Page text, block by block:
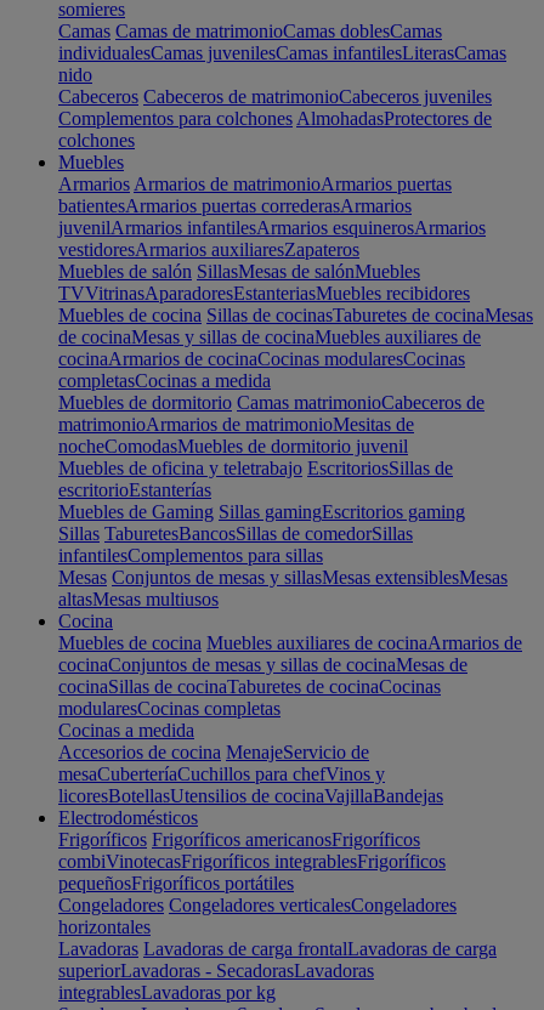
somieres
Camas Camas de matrimonioCamas doblesCamas
individualesCamas juvenilesCamas infantilesLiterasCamas
nido
Cabeceros Cabeceros de matrimonioCabeceros juveniles
Complementos para colchones AlmohadasProtectores de
colchones
Muebles
Armarios Armarios de matrimonioArmarios puertas
batientesArmarios puertas correderasArmarios
juvenilArmarios infantilesArmarios esquinerosArmarios
vestidoresArmarios auxiliaresZapateros
Muebles de salón SillasMesas de salónMuebles
TVVitrinasAparadoresEstanteriasMuebles recibidores
Muebles de cocina Sillas de cocinasTaburetes de cocinaMesas
de cocinaMesas y sillas de cocinaMuebles auxiliares de
cocinaArmarios de cocinaCocinas modularesCocinas
completasCocinas a medida
Muebles de dormitorio Camas matrimonioCabeceros de
matrimonioArmarios de matrimonioMesitas de
nocheComodasMuebles de dormitorio juvenil
Muebles de oficina y teletrabajo EscritoriosSillas de
escritorioEstanterías
Muebles de Gaming Sillas gamingEscritorios gaming
Sillas TaburetesBancosSillas de comedorSillas
infantilesComplementos para sillas
Mesas Conjuntos de mesas y sillasMesas extensiblesMesas
altasMesas multiusos
Cocina
Muebles de cocina Muebles auxiliares de cocinaArmarios de
cocinaConjuntos de mesas y sillas de cocinaMesas de
cocinaSillas de cocinaTaburetes de cocinaCocinas
modularesCocinas completas
Cocinas a medida
Accesorios de cocina MenajeServicio de
mesaCuberteríaCuchillos para chefVinos y
licoresBotellasUtensilios de cocinaVajillaBandejas
Electrodomésticos
Frigoríficos Frigoríficos americanosFrigoríficos
combiVinotecasFrigoríficos integrablesFrigoríficos
pequeñosFrigoríficos portátiles
Congeladores Congeladores verticalesCongeladores
horizontales
Lavadoras Lavadoras de carga frontalLavadoras de carga
superiorLavadoras - SecadorasLavadoras
integrablesLavadoras por kg